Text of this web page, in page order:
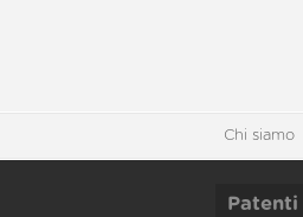
Chi siamo
Patenti